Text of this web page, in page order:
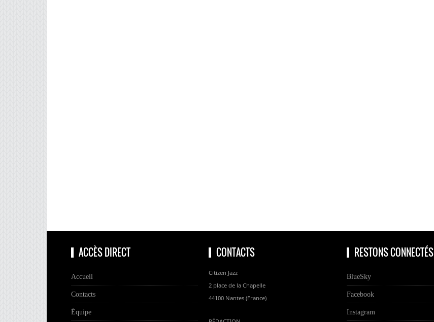
ACCÈS DIRECT
Accueil
Contacts
Équipe
CONTACTS
Citizen Jazz
2 place de la Chapelle
44100 Nantes (France)
RESTONS CONNECTÉS
BlueSky
Facebook
Instagram